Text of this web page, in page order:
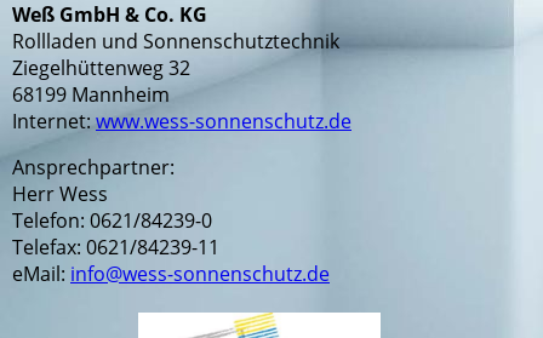
Weß GmbH & Co. KG
Rollladen und Sonnenschutztechnik
Ziegelhüttenweg 32
68199 Mannheim
Internet:www.wess-sonnenschutz.de
Ansprechpartner:
Herr Wess
Telefon: 0621/84239-0
Telefax: 0621/84239-11
eMail: info@wess-sonnenschutz.de